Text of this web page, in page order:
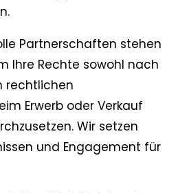
Partnerschaften stehen
Ihre Rechte sowohl nach
rechtlichen
Erwerb oder Verkauf
Wir setzen
und Engagement für